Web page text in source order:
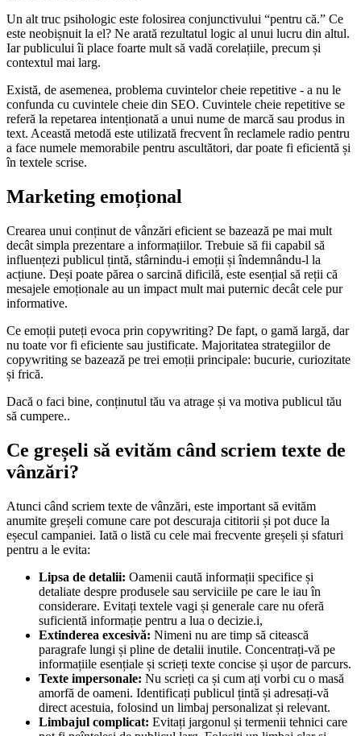
Un alt truc psihologic este folosirea conjunctivului “pentru că.” Ce
este neobișnuit la el? Ne arată rezultatul logic al unui lucru din altul.
Iar publicului îi place foarte mult să vadă corelațiile, precum și
contextul mai larg.
Există, de asemenea, problema cuvintelor cheie repetitive - a nu le
confunda cu cuvintele cheie din SEO. Cuvintele cheie repetitive se
referă la repetarea intenționată a unui nume de marcă sau produs in
text. Această metodă este utilizată frecvent în reclamele radio pentru
a face numele memorabile pentru ascultători, dar poate fi eficientă și
în textele scrise.
Marketing emoțional
Crearea unui conținut de vânzări eficient se bazează pe mai mult
decât simpla prezentare a informațiilor. Trebuie să fii capabil să
influențezi publicul țintă, stârnindu-i emoții și îndemnându-l la
acțiune. Deși poate părea o sarcină dificilă, este esențial să reții că
mesajele emoționale au un impact mult mai puternic decât cele pur
informative.
Ce emoții puteți evoca prin copywriting? De fapt, o gamă largă, dar
nu toate vor fi eficiente sau justificate. Majoritatea strategiilor de
copywriting se bazează pe trei emoții principale: bucurie, curiozitate
și frică.
Dacă o faci bine, conținutul tău va atrage și va motiva publicul tău
să cumpere..
Ce greșeli să evităm când scriem texte de
vânzări?
Atunci când scriem texte de vânzări, este important să evităm
anumite greșeli comune care pot descuraja cititorii și pot duce la
eșecul campaniei. Iată o listă cu cele mai frecvente greșeli și sfaturi
pentru a le evita:
Lipsa de detalii: Oamenii caută informații specifice și
detaliate despre produsele sau serviciile pe care le iau în
considerare. Evitați textele vagi și generale care nu oferă
suficientă informație pentru a lua o decizie.i,
Extinderea excesivă: Nimeni nu are timp să citească
paragrafe lungi și pline de detalii inutile. Concentrați-vă pe
informațiile esențiale și scrieți texte concise și ușor de parcurs.
Texte impersonale: Nu scrieți ca și cum ați vorbi cu o masă
amorfă de oameni. Identificați publicul țintă și adresați-vă
direct acestuia, folosind un limbaj personalizat și relevant.
Limbajul complicat: Evitați jargonul și termenii tehnici care